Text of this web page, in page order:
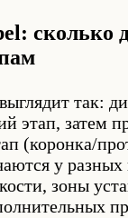
сколько
так:
этап, затем
(коронка/
у разных
зоны